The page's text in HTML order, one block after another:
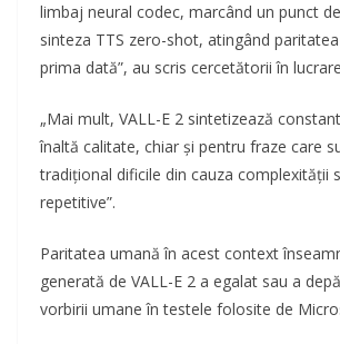
limbaj neural codec, marcând un punct
sinteza TTS zero-shot, atingând
prima dată”, au scris cercetătorii în
„Mai mult, VALL-E 2 sintetizează
înaltă calitate, chiar și pentru fraze care
tradițional dificile din cauza complexității
repetitive”.
Paritatea umană în acest context
generată de VALL-E 2 a egalat sau a
vorbirii umane în testele folosite de